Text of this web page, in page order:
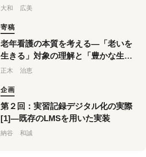
なたへ
大和 広美
寄稿
老年看護の本質を考える―「老いを
生きる」対象の理解と「豊かな生」
の創出・支援
正木 治恵
企画
第２回：実習記録デジタル化の実際
[1]―既存のLMSを用いた実装
納谷 和誠